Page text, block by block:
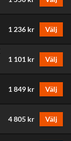
1 236 kr Välj
1 101 kr Välj
1 849 kr Välj
4 805 kr Välj